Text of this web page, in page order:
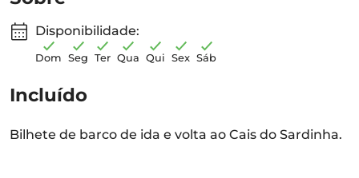
Disponibilidade:
Dom Seg Ter Qua Qui Sex Sáb
Incluído
Bilhete de barco de ida e volta ao Cais do Sardinha.